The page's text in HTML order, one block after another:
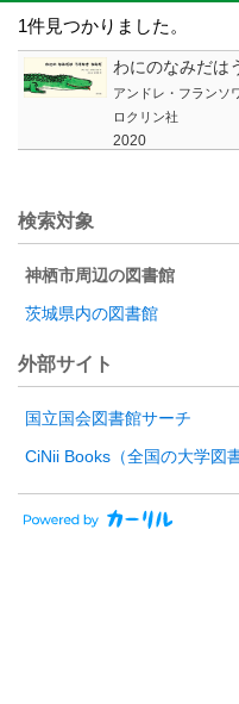
1件見つかりました。
わにのなみだは
アンドレ・フランソ
ロクリン社
2020
検索対象
神栖市周辺の図書館
茨城県内の図書館
外部サイト
国立国会図書館サーチ
CiNii Books（全国の大学図書